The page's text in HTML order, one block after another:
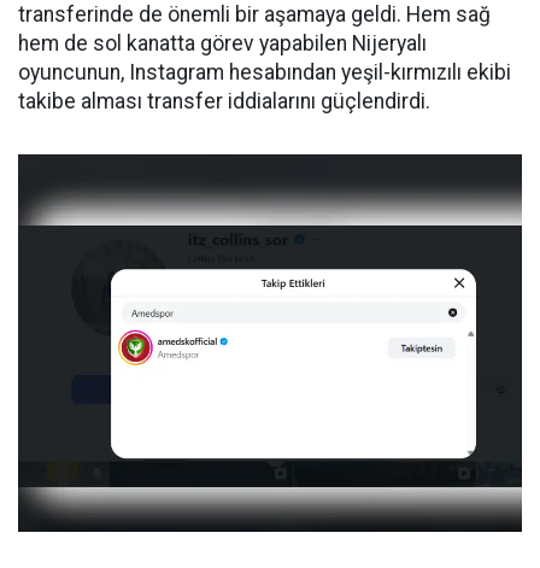
transferinde de önemli bir aşamaya geldi. Hem sağ
hem de sol kanatta görev yapabilen Nijeryalı
oyuncunun, Instagram hesabından yeşil-kırmızılı ekibi
takibe alması transfer iddialarını güçlendirdi.